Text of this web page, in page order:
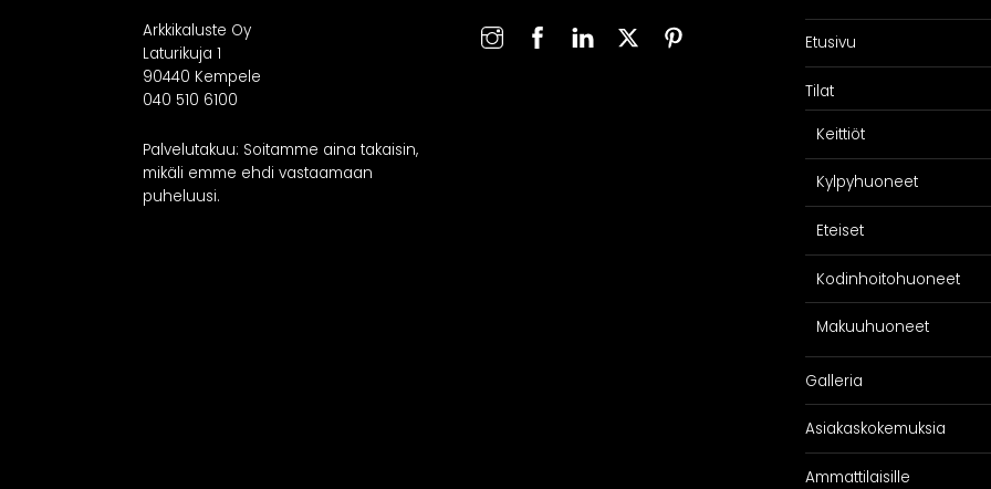
Arkkikaluste Oy
Laturikuja 1
90440 Kempele
040 510 6100
Palvelutakuu: Soitamme aina takaisin,
mikäli emme ehdi vastaamaan
puheluusi.
Etusivu
Tilat
Keittiöt
Kylpyhuoneet
Eteiset
Kodinhoitohuoneet
Makuuhuoneet
Galleria
Asiakaskokemuksia
Ammattilaisille